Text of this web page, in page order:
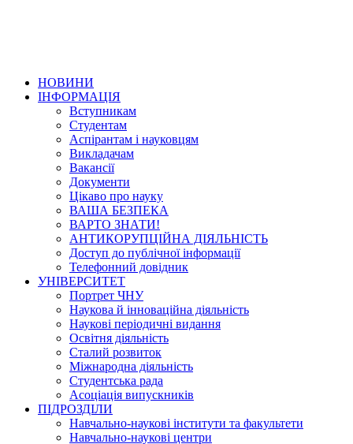
НОВИНИ
ІНФОРМАЦІЯ
Вступникам
Студентам
Аспірантам і науковцям
Викладачам
Вакансії
Документи
Цікаво про науку
ВАША БЕЗПЕКА
ВАРТО ЗНАТИ!
АНТИКОРУПЦІЙНА ДІЯЛЬНІСТЬ
Доступ до публічної інформації
Телефонний довідник
УНІВЕРСИТЕТ
Портрет ЧНУ
Наукова й інноваційна діяльність
Наукові періодичні видання
Освітня діяльність
Сталий розвиток
Міжнародна діяльність
Студентська рада
Асоціація випускників
ПІДРОЗДІЛИ
Навчально-наукові інститути та факультети
Навчально-наукові центри